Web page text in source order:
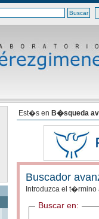
Est�s en B�squeda
Buscador
Introduzca el t�rmino
Buscar en: